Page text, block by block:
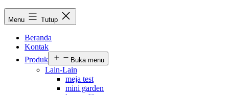
Menu Tutup
Beranda
Kontak
Produk
Buka menu
Lain-Lain
meja test
mini garden